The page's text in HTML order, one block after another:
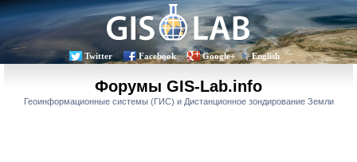
Twitter Facebook Google+ English
Форумы GIS-Lab.info
Геоинформационные системы (ГИС) и Дистанционное зондирование Земли